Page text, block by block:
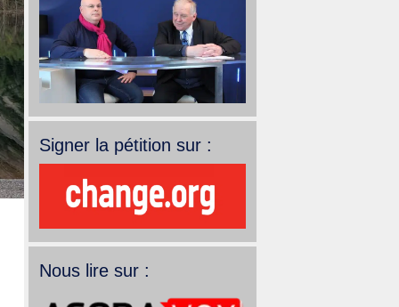
Signer la pétition sur :
Nous lire sur :